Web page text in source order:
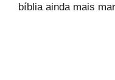
bíblia ainda mais